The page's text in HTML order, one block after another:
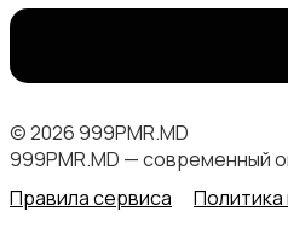
© 2026 999PMR.MD
999PMR.MD — современный
Правила сервиса